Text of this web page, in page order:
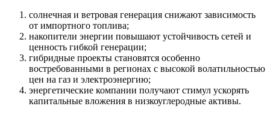
солнечная и ветровая генерация снижают зависимость
от импортного топлива;
накопители энергии повышают устойчивость сетей и
ценность гибкой генерации;
гибридные проекты становятся особенно
востребованными в регионах с высокой волатильностью
цен на газ и электроэнергию;
энергетические компании получают стимул ускорять
капитальные вложения в низкоуглеродные активы.